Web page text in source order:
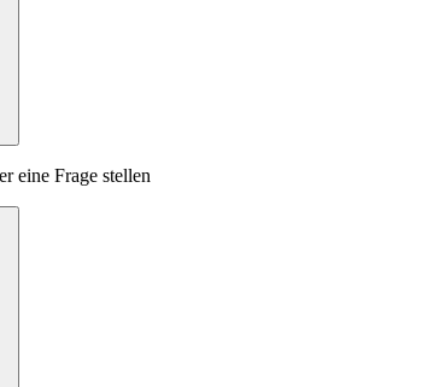
eine Frage stellen